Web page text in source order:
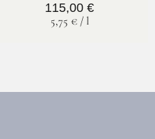
115,00 €
5,75 €/ l